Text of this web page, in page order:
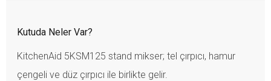
Kutuda Neler Var?
KitchenAid 5KSM125 stand mikser; tel çırpıcı, hamur
çengeli ve düz çırpıcı ile birlikte gelir.